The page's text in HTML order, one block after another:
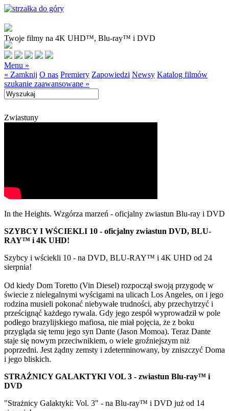
Twoje filmy na 4K UHD™, Blu-ray™ i DVD
Menu »
« Zamknij O nas Premiery Zapowiedzi Newsy Katalog filmów
szukanie zaawansowane »
Zwiastuny
In the Heights. Wzgórza marzeń - oficjalny zwiastun Blu-ray i DVD
SZYBCY I WŚCIEKLI 10 - oficjalny zwiastun DVD, BLU-
RAY™ i 4K UHD!
Szybcy i wściekli 10 - na DVD, BLU-RAY™ i 4K UHD od 24
sierpnia!
Od kiedy Dom Toretto (Vin Diesel) rozpoczął swoją przygodę w
świecie z nielegalnymi wyścigami na ulicach Los Angeles, on i jego
rodzina musieli pokonać niebywałe trudności, aby przechytrzyć i
prześcignąć każdego rywala. Gdy jego zespół wyprowadził w pole
podłego brazylijskiego mafiosa, nie miał pojęcia, że z boku
przygląda się temu jego syn Dante (Jason Momoa). Teraz Dante
staje się nowym przeciwnikiem, o wiele groźniejszym niż
poprzedni. Jest żądny zemsty i zdeterminowany, by zniszczyć Doma
i jego bliskich.
STRAŻNICY GALAKTYKI VOL 3 - zwiastun Blu-ray™ i
DVD
"Strażnicy Galaktyki: Vol. 3" - na Blu-ray™ i DVD już od 14